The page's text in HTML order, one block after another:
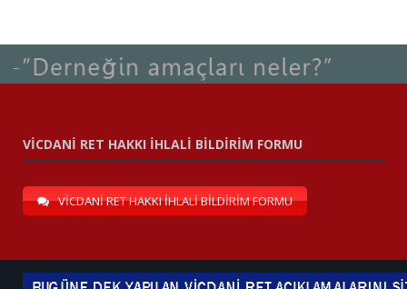
VİCDANİ RET HAKKI İHLALİ BİLDİRİM FORMU
VİCDANİ RET HAKKI İHLALİ BİLDİRİM FORMU